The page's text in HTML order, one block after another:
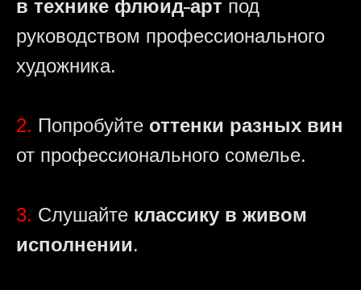
в технике флюид-арт под
руководством профессионального
художника.
2. Попробуйте оттенки разных вин
от профессионального сомелье.
3. Слушайте классику в живом
исполнении.